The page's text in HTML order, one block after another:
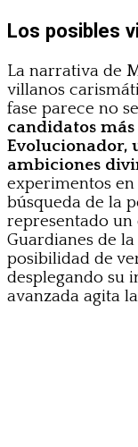
Los posibles
La narrativa de
villanos
fase parece no
candidatos
Evolucionador,
ambiciones
experimentos en
búsqueda de la
representado un
Guardianes de
posibilidad de
desplegando su
avanzada agita